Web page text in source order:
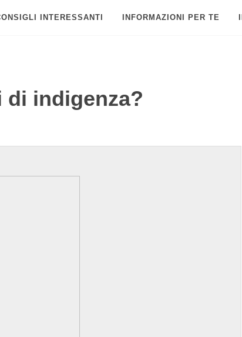
INTERESSANTI INFORMAZIONI PER TE
indigenza?